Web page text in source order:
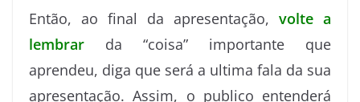
Então, ao final da apresentação, volte a
lembrar da “coisa” importante que
aprendeu, diga que será a ultima fala da sua
apresentação. Assim, o publico entenderá